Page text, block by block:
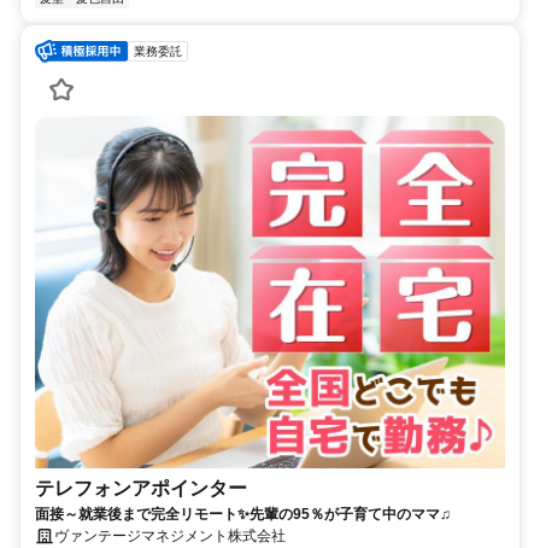
業務委託
テレフォンアポインター
面接～就業後まで完全リモート✨先輩の95％が子育て中のママ♫
ヴァンテージマネジメント株式会社